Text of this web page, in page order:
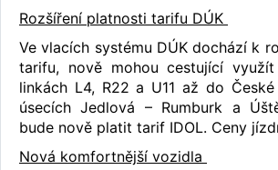
Rozšíření platnosti tarifu DÚK
Ve vlacích systému DÚK dochází k
tarifu, nově mohou cestující
linkách L4, R22 a U11 až do
úsecích Jedlová – Rumburk a
bude nově platit tarif IDOL. Ceny
Nová komfortnější vozidla